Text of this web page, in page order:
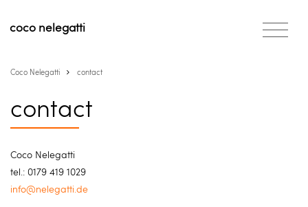
coco nelegatti
Coco Nelegatti contact
contact
Coco Nelegatti
tel.: 0179 419 1029
info@nelegatti.de